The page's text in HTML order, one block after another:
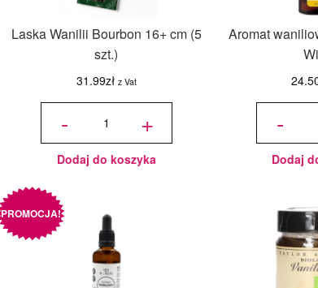
Laska Wanilii Bourbon 16+ cm (5
szt.)
31.99zł z Vat
-
ilość
Bourbon
16+ cm +
Dodaj do koszyka
Aromat
-
ilość
duży 236
ml -
Dodaj
PROMOCJA!